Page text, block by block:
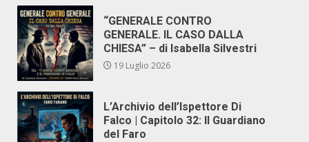
“GENERALE CONTRO
GENERALE. IL CASO DALLA
CHIESA” – di Isabella Silvestri
19 Luglio 2026
L’Archivio dell’Ispettore Di
Falco | Capitolo 32: Il Guardiano
del Faro